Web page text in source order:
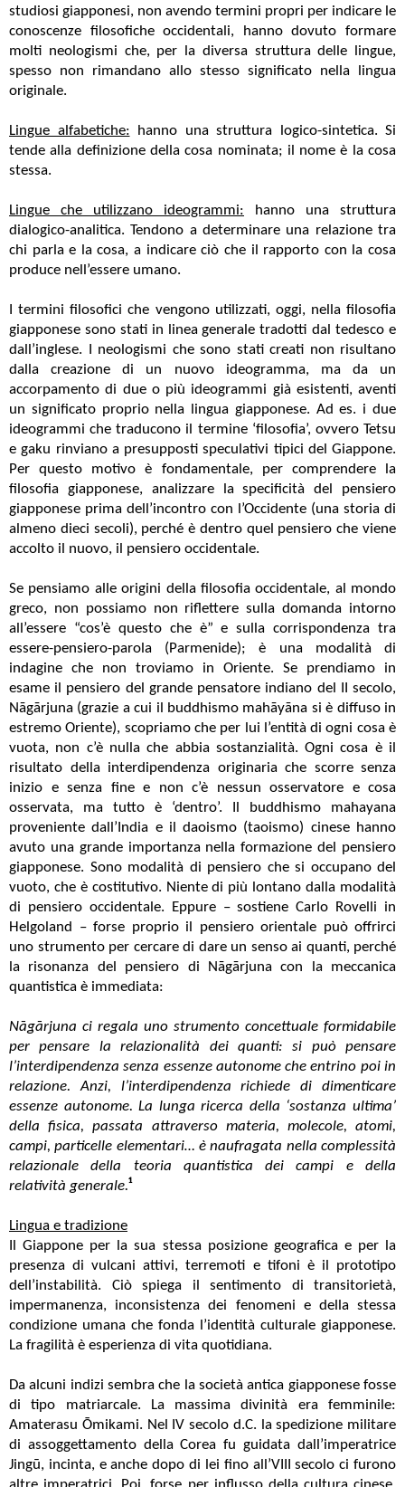
studiosi giapponesi, non avendo termini propri per indicare le
conoscenze filosofiche occidentali, hanno dovuto formare
molti neologismi che, per la diversa struttura delle lingue,
spesso non rimandano allo stesso significato nella lingua
originale.
Lingue alfabetiche: hanno una struttura logico-sintetica. Si
tende alla definizione della cosa nominata; il nome è la cosa
stessa.
Lingue che utilizzano ideogrammi: hanno una struttura
dialogico-analitica. Tendono a determinare una relazione tra
chi parla e la cosa, a indicare ciò che il rapporto con la cosa
produce nell’essere umano.
I termini filosofici che vengono utilizzati, oggi, nella filosofia
giapponese sono stati in linea generale tradotti dal tedesco e
dall’inglese. I neologismi che sono stati creati non risultano
dalla creazione di un nuovo ideogramma, ma da un
accorpamento di due o più ideogrammi già esistenti, aventi
un significato proprio nella lingua giapponese. Ad es. i due
ideogrammi che traducono il termine ‘filosofia’, ovvero Tetsu
e gaku rinviano a presupposti speculativi tipici del Giappone.
Per questo motivo è fondamentale, per comprendere la
filosofia giapponese, analizzare la specificità del pensiero
giapponese prima dell’incontro con l’Occidente (una storia di
almeno dieci secoli), perché è dentro quel pensiero che viene
accolto il nuovo, il pensiero occidentale.
Se pensiamo alle origini della filosofia occidentale, al mondo
greco, non possiamo non riflettere sulla domanda intorno
all’essere “cos’è questo che è” e sulla corrispondenza tra
essere-pensiero-parola (Parmenide); è una modalità di
indagine che non troviamo in Oriente. Se prendiamo in
esame il pensiero del grande pensatore indiano del II secolo,
Nāgārjuna (grazie a cui il buddhismo mahāyāna si è diffuso in
estremo Oriente), scopriamo che per lui l’entità di ogni cosa è
vuota, non c’è nulla che abbia sostanzialità. Ogni cosa è il
risultato della interdipendenza originaria che scorre senza
inizio e senza fine e non c’è nessun osservatore e cosa
osservata, ma tutto è ‘dentro’. Il buddhismo mahayana
proveniente dall’India e il daoismo (taoismo) cinese hanno
avuto una grande importanza nella formazione del pensiero
giapponese. Sono modalità di pensiero che si occupano del
vuoto, che è costitutivo. Niente di più lontano dalla modalità
di pensiero occidentale. Eppure – sostiene Carlo Rovelli in
Helgoland – forse proprio il pensiero orientale può offrirci
uno strumento per cercare di dare un senso ai quanti, perché
la risonanza del pensiero di Nāgārjuna con la meccanica
quantistica è immediata:
Nāgārjuna ci regala uno strumento concettuale formidabile
per pensare la relazionalità dei quanti: si può pensare
l’interdipendenza senza essenze autonome che entrino poi in
relazione. Anzi, l’interdipendenza richiede di dimenticare
essenze autonome. La lunga ricerca della ‘sostanza ultima’
della fisica, passata attraverso materia, molecole, atomi,
campi, particelle elementari… è naufragata nella complessità
relazionale della teoria quantistica dei campi e della
relatività generale.¹
Lingua e tradizione
Il Giappone per la sua stessa posizione geografica e per la
presenza di vulcani attivi, terremoti e tifoni è il prototipo
dell’instabilità. Ciò spiega il sentimento di transitorietà,
impermanenza, inconsistenza dei fenomeni e della stessa
condizione umana che fonda l’identità culturale giapponese.
La fragilità è esperienza di vita quotidiana.
Da alcuni indizi sembra che la società antica giapponese fosse
di tipo matriarcale. La massima divinità era femminile:
Amaterasu Ōmikami. Nel IV secolo d.C. la spedizione militare
di assoggettamento della Corea fu guidata dall’imperatrice
Jingū, incinta, e anche dopo di lei fino all’VIII secolo ci furono